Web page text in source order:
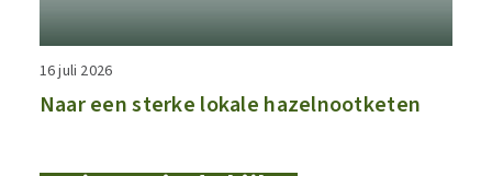
16 juli 2026
Naar een sterke lokale hazelnootketen